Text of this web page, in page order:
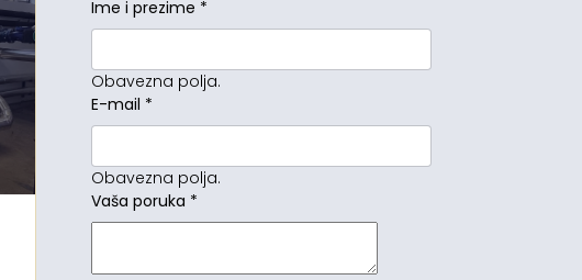
Ime i prezime *
Obavezna polja.
E-mail *
Obavezna polja.
Vaša poruka *